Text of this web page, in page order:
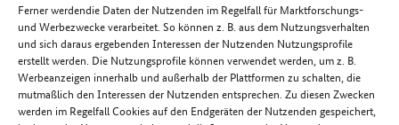
Ferner werdendie Daten der Nutzenden im Regelfall für Marktforschungs-
und Werbezwecke verarbeitet. So können z. B. aus dem Nutzungsverhalten
und sich daraus ergebenden Interessen der Nutzenden Nutzungsprofile
erstellt werden. Die Nutzungsprofile können verwendet werden, um z. B.
Werbeanzeigen innerhalb und außerhalb der Plattformen zu schalten, die
mutmaßlich den Interessen der Nutzenden entsprechen. Zu diesen Zwecken
werden im Regelfall Cookies auf den Endgeräten der Nutzenden gespeichert,